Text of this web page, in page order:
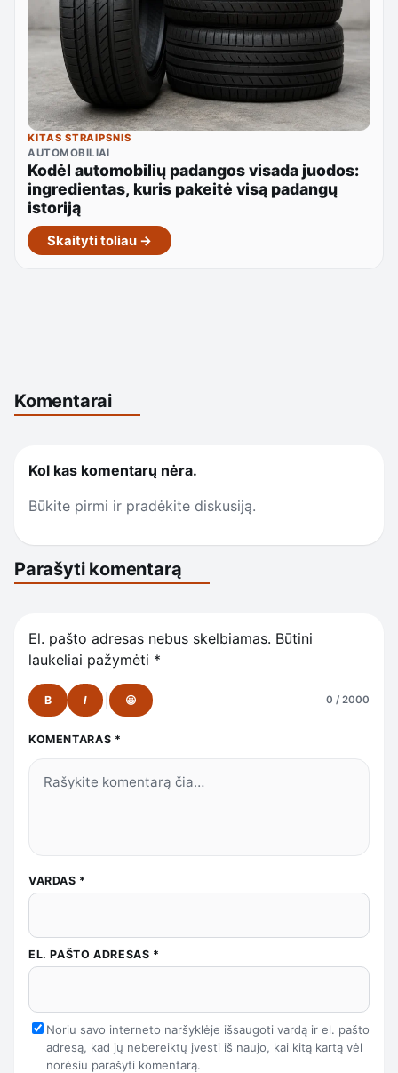
KITAS STRAIPSNIS
AUTOMOBILIAI
Kodėl automobilių padangos visada juodos:
ingredientas, kuris pakeitė visą padangų
istoriją
Skaityti toliau →
Komentarai
Kol kas komentarų nėra.
Būkite pirmi ir pradėkite diskusiją.
Parašyti komentarą
El. pašto adresas nebus skelbiamas. Būtini
laukeliai pažymėti *
B I 😀 0 / 2000
KOMENTARAS *
VARDAS *
EL. PAŠTO ADRESAS *
Noriu savo interneto naršyklėje išsaugoti vardą ir el. pašto
adresą, kad jų nebereiktų įvesti iš naujo, kai kitą kartą vėl
norėsiu parašyti komentarą.